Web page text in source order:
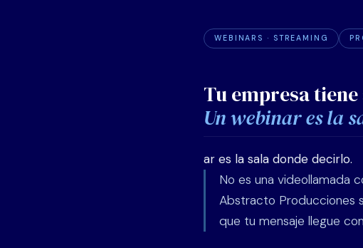
WEBINARS · STREAMING
Tu empresa
Un webinar es la
ar es la sala donde decirlo.
No es una videollamada
Abstracto Producciones
que tu mensaje llegue